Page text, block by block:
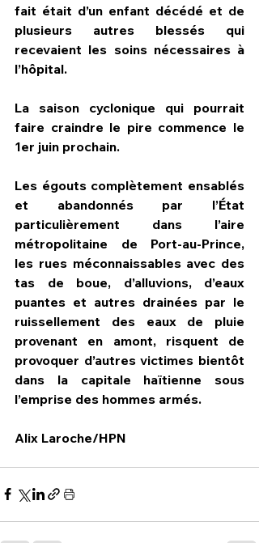
fait était d’un enfant décédé et de
plusieurs autres blessés qui
recevaient les soins nécessaires à
l’hôpital.
La saison cyclonique qui pourrait
faire craindre le pire commence le
1er juin prochain.
Les égouts complètement ensablés
et abandonnés par l’État
particulièrement dans l’aire
métropolitaine de Port-au-Prince,
les rues méconnaissables avec des
tas de boue, d’alluvions, d’eaux
puantes et autres drainées par le
ruissellement des eaux de pluie
provenant en amont, risquent de
provoquer d’autres victimes bientôt
dans la capitale haïtienne sous
l’emprise des hommes armés.
Alix Laroche/HPN